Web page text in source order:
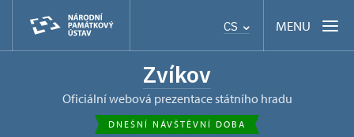
CS MENU
Zvíkov
oficiální webová prezentace státního hradu
DNEŠNÍ NÁVŠTĚVNÍ DOBA